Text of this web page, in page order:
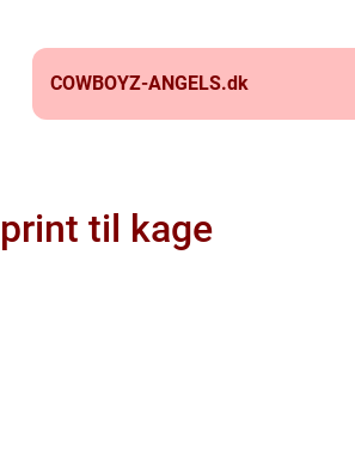
COWBOYZ-ANGELS.dk
print til kage